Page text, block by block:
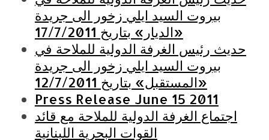
بيروت السيد ايلي زخور الى جريدة
«الديار» بتاريخ 17/7/2011
حديث رئيس الغرفة الدولية للملاحة في
بيروت السيد ايلي زخور الى جريدة
«المستقبل» بتاريخ 12/7/2011
Press Release June 15 2011
اجتماع الغرفة الدولية للملاحة مع قائد
القوات البحرية اللبنانية